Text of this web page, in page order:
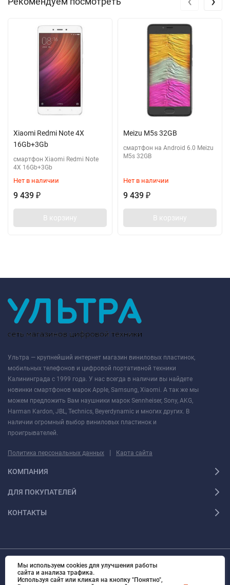
Xiaomi Redmi Note 4X
16Gb+3Gb
смартфон Xiaomi Redmi Note
4X 16Gb+3Gb
Нет в наличии
9 439 ₽
В корзину
Meizu M5s 32GB
смартфон на Android 6.0 Meizu
M5s 32GB
Нет в наличии
9 439 ₽
В корзину
Ультра — крупнейший интернет магазин виниловых пластинок,
мобильных телефонов и цифровой портативной техники
Калининграда с 1999 года. У нас всегда в наличии вы найдете
новинки смартфонов марок Apple, Samsung, Xiaomi. А так же мы
можем предложить Вам наушники марок Sennheiser, Sony, AKG,
Harman Kardon, JBL, Technics, Beyerdynamic и многих других. В
наличии огромный выбор виниловых пластинок и
проигрывателей.
Политика персональных данных | Карта сайта
КОМПАНИЯ
ДЛЯ ПОКУПАТЕЛЕЙ
КОНТАКТЫ
© 2010 - 2026 Ультра Все права защищены Ультра - Калининградский
интернет-магазин. Все права защищены.
Мы используем cookies для улучшения работы
сайта и анализа трафика.
Используя сайт или кликая на кнопку "Понятно",